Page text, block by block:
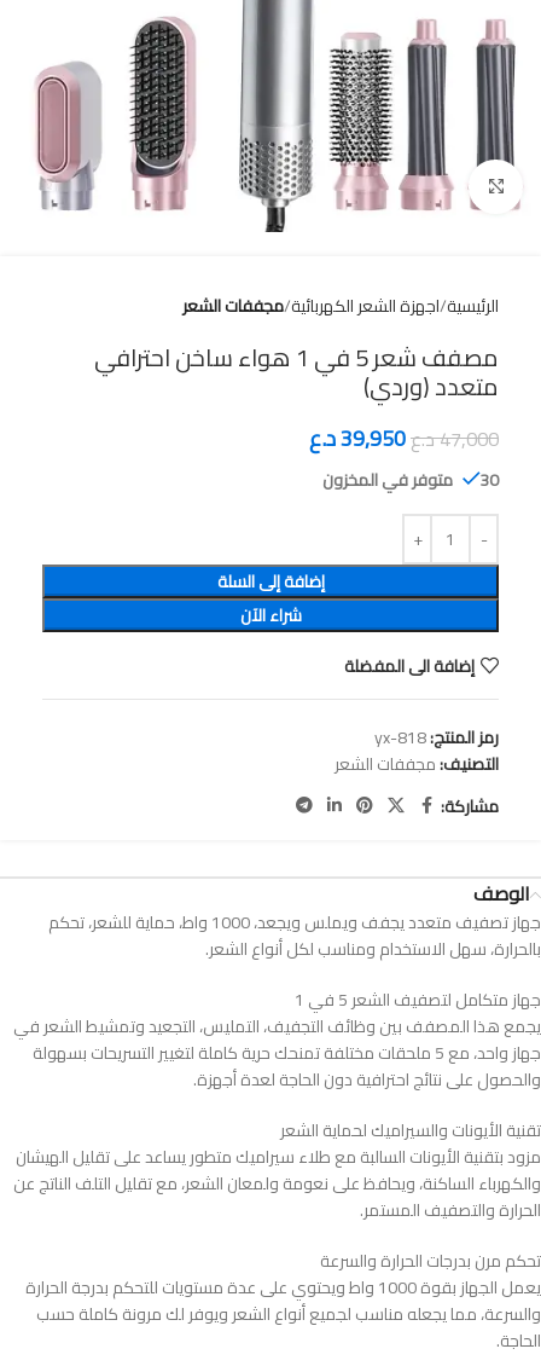
Click to enlarge
الرئيسية اجهزة الشعر الكهربائية مجففات الشعر
مصفف شعر 5 في 1 هواء ساخن احترافي
متعدد (وردي)
47,000د.ع39,950د.ع
30 متوفر في المخزون
إضافة إلى السلة
شراء الآن
إضافة الى المفضلة
رمز المنتج:yx-818
التصنيف:مجففات الشعر
مشاركة:
الوصف
جهاز تصفيف متعدد يجفف ويملس ويجعد، 1000 واط، حماية للشعر، تحكم
بالحرارة، سهل الاستخدام ومناسب لكل أنواع الشعر.
جهاز متكامل لتصفيف الشعر 5 في 1
يجمع هذا المصفف بين وظائف التجفيف، التمليس، التجعيد وتمشيط الشعر في
جهاز واحد، مع 5 ملحقات مختلفة تمنحك حرية كاملة لتغيير التسريحات بسهولة
والحصول على نتائج احترافية دون الحاجة لعدة أجهزة.
تقنية الأيونات والسيراميك لحماية الشعر
مزود بتقنية الأيونات السالبة مع طلاء سيراميك متطور يساعد على تقليل الهيشان
والكهرباء الساكنة، ويحافظ على نعومة ولمعان الشعر، مع تقليل التلف الناتج عن
الحرارة والتصفيف المستمر.
تحكم مرن بدرجات الحرارة والسرعة
يعمل الجهاز بقوة 1000 واط ويحتوي على عدة مستويات للتحكم بدرجة الحرارة
والسرعة، مما يجعله مناسب لجميع أنواع الشعر ويوفر لك مرونة كاملة حسب
الحاجة.